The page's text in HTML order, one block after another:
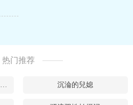
热门推荐
多面人夫（肉合集，双性，**，乱X等） 沉淪的兒媳